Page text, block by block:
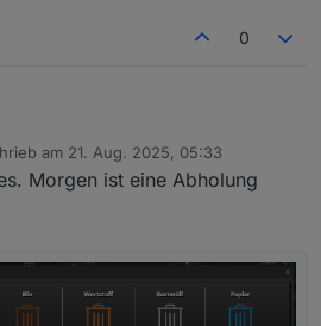
0
sie mal auf "1" wie bei Dir gesetzt
am 21. Aug. 2025, 05:33
editiert von
Morgen ist eine Abholung